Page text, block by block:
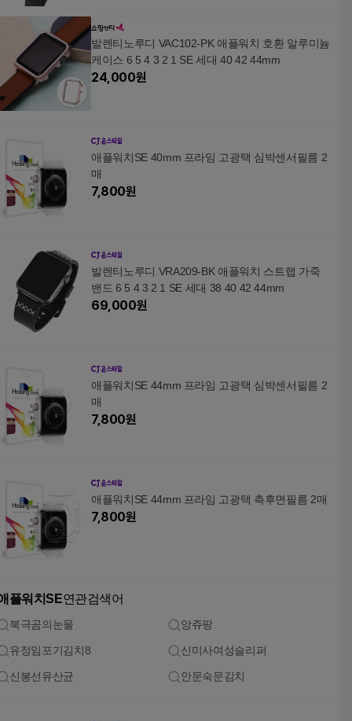
발렌티노루디 VAC102-PK 애플워치 호환 알루미늄
케이스 6 5 4 3 2 1 SE 세대 40 42 44mm
24,000원
애플워치SE 40mm 프라임 고광택 심박센서필름 2
매
7,800원
발렌티노루디 VRA209-BK 애플워치 스트랩 가죽
밴드 6 5 4 3 2 1 SE 세대 38 40 42 44mm
69,000원
애플워치SE 44mm 프라임 고광택 심박센서필름 2
매
7,800원
애플워치SE 44mm 프라임 고광택 측후면필름 2매
7,800원
플워치SE연관검색어
북극곰의눈물 앙쥬팡
유정임포기김치8 신미사여성슬리퍼
신봉선유산균 안문숙문김치